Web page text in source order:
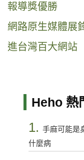
報導獎優勝
網路原生媒體展
進台灣百大網站
Heho 熱
1. 手麻可能是
什麼病